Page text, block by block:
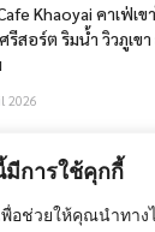
มีการใช้คุกกี้
พื่อช่วยให้คุณนำทา
Khaoyai คาเฟ่เข
รีสอร์ต ริมน้ำ วิวภูเข
2026
2026
2026